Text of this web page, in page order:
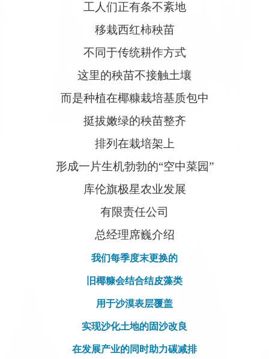
工人们正有条不紊地
移栽西红柿秧苗
不同于传统耕作方式
这里的秧苗不接触土壤
而是种植在椰糠栽培基质包中
挺拔嫩绿的秧苗整齐
排列在栽培架上
形成一片生机勃勃的“空中菜园”
库伦旗极星农业发展
有限责任公司
总经理席巍介绍
我们每季度末更换的
旧椰糠会结合结皮藻类
用于沙漠表层覆盖
实现沙化土地的固沙改良
在发展产业的同时助力碳减排